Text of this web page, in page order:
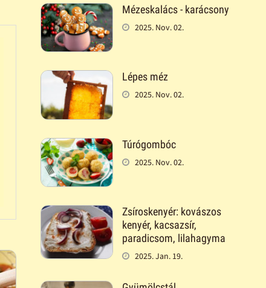
Mézeskalács - karácsony
2025. Nov. 02.
Lépes méz
2025. Nov. 02.
Túrógombóc
2025. Nov. 02.
Zsíroskenyér: kovászos
kenyér, kacsazsír,
paradicsom, lilahagyma
2025. Jan. 19.